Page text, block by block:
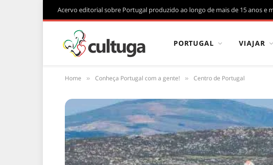
Acervo editorial sobre Portugal produzido ao longo de mais de 15 anos
PORTUGAL VIAJAR
Home » Conheça Portugal com a gente! » Centro de Portugal